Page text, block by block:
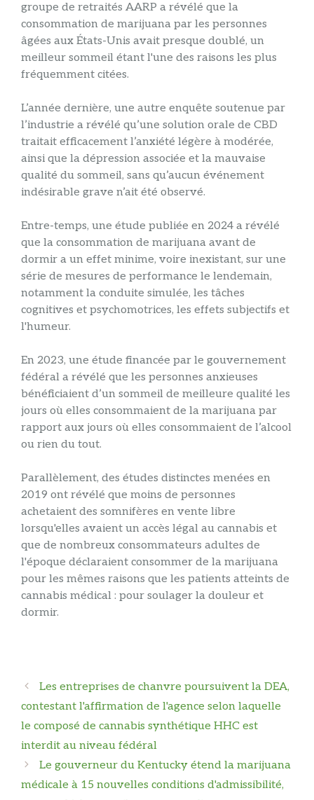
groupe de retraités AARP a révélé que la
consommation de marijuana par les personnes
âgées aux États-Unis avait presque doublé, un
meilleur sommeil étant l'une des raisons les plus
fréquemment citées.
L’année dernière, une autre enquête soutenue par
l’industrie a révélé qu’une solution orale de CBD
traitait efficacement l’anxiété légère à modérée,
ainsi que la dépression associée et la mauvaise
qualité du sommeil, sans qu’aucun événement
indésirable grave n’ait été observé.
Entre-temps, une étude publiée en 2024 a révélé
que la consommation de marijuana avant de
dormir a un effet minime, voire inexistant, sur une
série de mesures de performance le lendemain,
notamment la conduite simulée, les tâches
cognitives et psychomotrices, les effets subjectifs et
l'humeur.
En 2023, une étude financée par le gouvernement
fédéral a révélé que les personnes anxieuses
bénéficiaient d’un sommeil de meilleure qualité les
jours où elles consommaient de la marijuana par
rapport aux jours où elles consommaient de l’alcool
ou rien du tout.
Parallèlement, des études distinctes menées en
2019 ont révélé que moins de personnes
achetaient des somnifères en vente libre
lorsqu'elles avaient un accès légal au cannabis et
que de nombreux consommateurs adultes de
l'époque déclaraient consommer de la marijuana
pour les mêmes raisons que les patients atteints de
cannabis médical : pour soulager la douleur et
dormir.
Navigation
des
articles
Les entreprises de chanvre poursuivent la DEA,
contestant l'affirmation de l'agence selon laquelle
le composé de cannabis synthétique HHC est
interdit au niveau fédéral
Le gouverneur du Kentucky étend la marijuana
médicale à 15 nouvelles conditions d'admissibilité,